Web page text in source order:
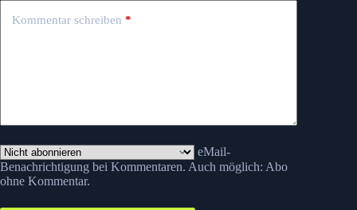
Kommentar schreiben *
eMail-
Benachrichtigung bei Kommentaren. Auch möglich: Abo
ohne Kommentar.